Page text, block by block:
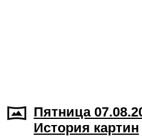
Пятница
История картин